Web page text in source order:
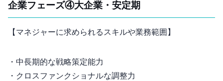
企業フェーズ④ 大企業・安定期
【マネジャーに求められるスキルや業務範囲】
・中長期的な戦略策定能力
・クロスファンクショナルな調整力